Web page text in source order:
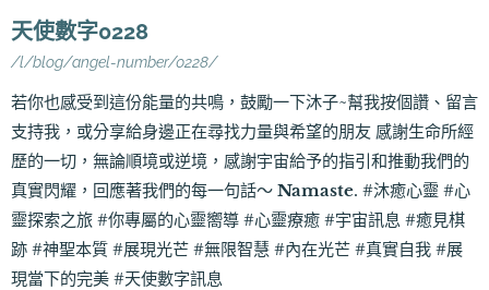
天使數字0228
/l/blog/angel-number/0228/
若你也感受到這份能量的共鳴，鼓勵一下沐子~幫我按個讚、留言
支持我，或分享給身邊正在尋找力量與希望的朋友 感謝生命所經
歷的一切，無論順境或逆境，感謝宇宙給予的指引和推動我們的
真實閃耀，回應著我們的每一句話～ Namaste. #沐癒心靈 #心
靈探索之旅 #你專屬的心靈嚮導 #心靈療癒 #宇宙訊息 #癒見棋
跡 #神聖本質 #展現光芒 #無限智慧 #內在光芒 #真實自我 #展
現當下的完美 #天使數字訊息